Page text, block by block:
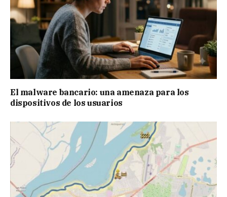
El malware bancario: una amenaza para los
dispositivos de los usuarios